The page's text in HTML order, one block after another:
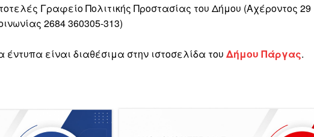
Γραφείο Πολιτικής Προστασίας του Δήμου (Αχέροντος 29
2684 360305-313)
έντυπα είναι διαθέσιμα στην ιστοσελίδα του Δήμου Πάργας.